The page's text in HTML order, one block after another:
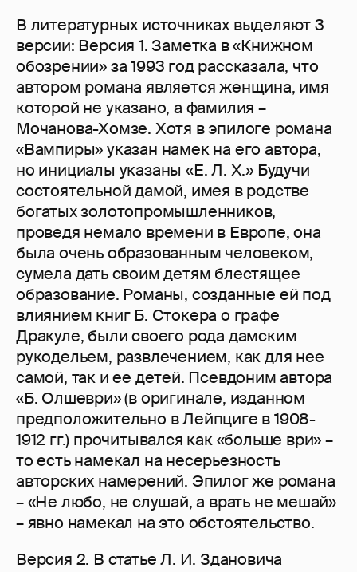
В литературных источниках выделяют 3
версии: Версия 1. Заметка в «Книжном
обозрении» за 1993 год рассказала, что
автором романа является женщина, имя
которой не указано, а фамилия –
Мочанова-Хомзе. Хотя в эпилоге романа
«Вампиры» указан намек на его автора,
но инициалы указаны «Е. Л. Х.» Будучи
состоятельной дамой, имея в родстве
богатых золотопромышленников,
проведя немало времени в Европе, она
была очень образованным человеком,
сумела дать своим детям блестящее
образование. Романы, созданные ей под
влиянием книг Б. Стокера о графе
Дракуле, были своего рода дамским
рукодельем, развлечением, как для нее
самой, так и ее детей. Псевдоним автора
«Б. Олшеври» (в оригинале, изданном
предположительно в Лейпциге в 1908-
1912 гг.) прочитывался как «больше ври» –
то есть намекал на несерьезность
авторских намерений. Эпилог же романа
– «Не любо, не слушай, а врать не мешай»
– явно намекал на это обстоятельство.
Версия 2. В статье Л. И. Здановича